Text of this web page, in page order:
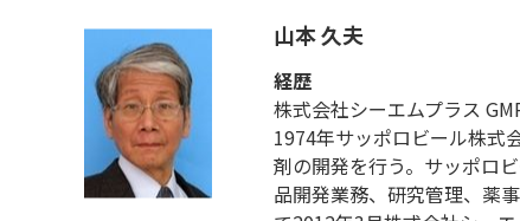
山本 久夫
経歴
株式会社シーエムプラス
1974年サッポロビール株式
剤の開発を行う。サッポロ
品開発業務、研究管理、薬